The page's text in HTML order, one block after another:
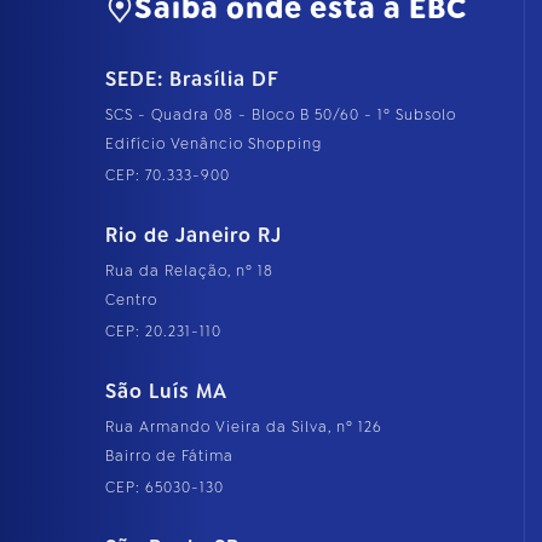
Saiba onde está a EBC
SEDE: Brasília DF
SCS - Quadra 08 - Bloco B 50/60 - 1º Subsolo
Edifício Venâncio Shopping
CEP: 70.333-900
Rio de Janeiro RJ
Rua da Relação, nº 18
Centro
CEP: 20.231-110
São Luís MA
Rua Armando Vieira da Silva, nº 126
Bairro de Fátima
CEP: 65030-130